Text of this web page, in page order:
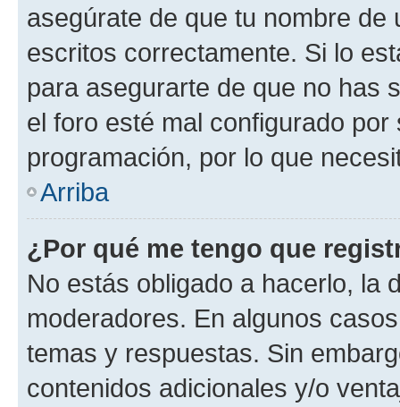
asegúrate de que tu nombre
escritos correctamente. Si lo
para asegurarte de que no has
el foro esté mal configurado
programación, por lo que
Arriba
¿Por qué me tengo que
No estás obligado a hacerlo, la
moderadores. En algunos
temas y respuestas. Sin
contenidos adicionales y/o